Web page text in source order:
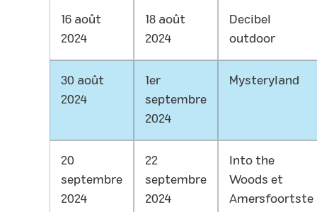
16 août
2024
18 août
2024
Decibel
outdoor
30 août
2024
1er
septembre
2024
Mysteryland
20
septembre
2024
22
septembre
2024
Into the
Woods et
Amersfoortste